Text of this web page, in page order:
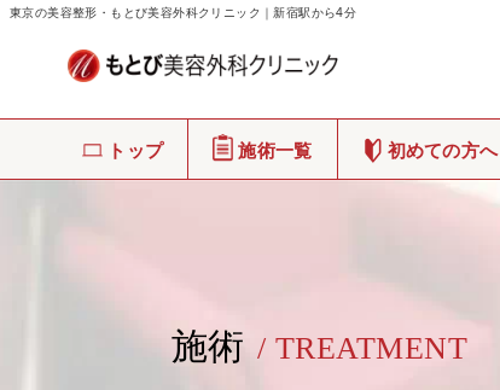
東京の美容整形・もとび美容外科クリニック｜新宿駅から4分
トップ 施術一覧 初めての方へ
施術 / TREATMENT